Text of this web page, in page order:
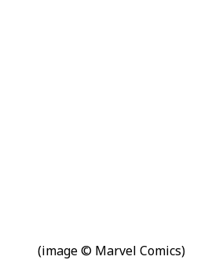
(image © Marvel Comics)